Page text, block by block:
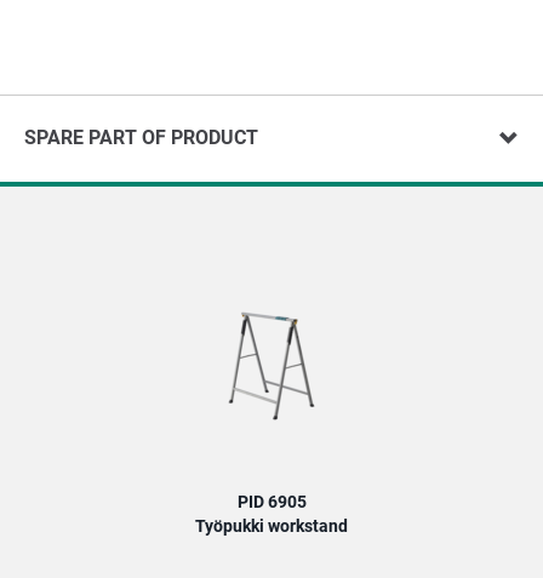
SPARE PART OF PRODUCT
PID 6905
Työpukki workstand